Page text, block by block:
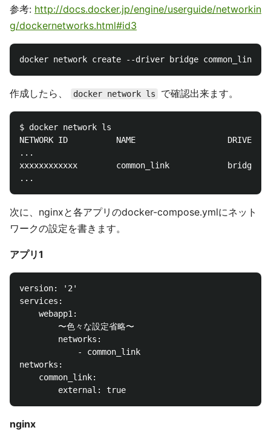
参考: http://docs.docker.jp/engine/userguide/networkin
g/dockernetworks.html#id3
作成したら、 docker network ls で確認出来ます。
$ docker network ls
NETWORK ID          NAME                   DRIVER
...
xxxxxxxxxxxx        common_link
次に、nginxと各アプリのdocker-compose.ymlにネット
ワークの設定を書きます。
アプリ1
version: '2'
services:
    webapp1:
        〜色々な設定省略〜
        networks:
            - common_link
networks:
    common_link:
nginx